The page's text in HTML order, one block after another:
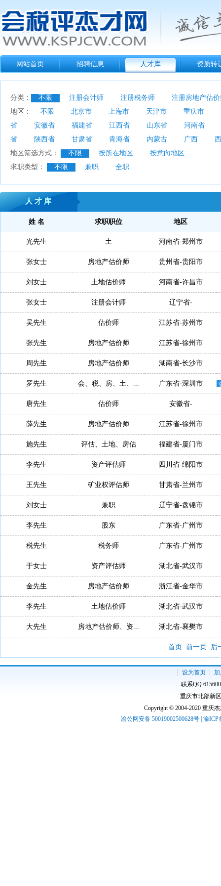
网站首页 招聘信息 人才库 资质转
分类： 不限 注册会计师 注册税务师
注册房地产估
地区：
不限 北京市 上海市 天津市
重庆市
省
安徽省 福建省 江西省 山东省
河南省
省
陕西省 甘肃省 青海省 内蒙古 广西
地区筛选方式：
不限 按所在地区
按意向地区
求职类型：
不限 兼职 全职
人 才 库
姓 名 求职职位 地区
光先生 土 河南省-郑州市
张女士 房地产估价师 贵州省-贵阳市
刘女士 土地估价师 河南省-许昌市
张女士 注册会计师 辽宁省-
吴先生 估价师 江苏省-苏州市
张先生 房地产估价师 江苏省-徐州市
周先生 房地产估价师 湖南省-长沙市
罗先生 会、税、房、土、... 广东省-深圳市
唐先生 估价师 安徽省-
薛先生 房地产估价师 江苏省-徐州市
施先生 评估、土地、房估 福建省-厦门市
李先生 资产评估师 四川省-绵阳市
王先生 矿业权评估师 甘肃省-兰州市
刘女士 兼职 辽宁省-盘锦市
李先生 股东 广东省-广州市
税先生 税务师 广东省-广州市
于女士 资产评估师 湖北省-武汉市
金先生 房地产估价师 浙江省-金华市
李先生 土地估价师 湖北省-武汉市
大先生 房地产估价师、资... 湖北省-襄樊市
首页 前一页 后
设为首页
加
联系QQ
重庆市北部新
Copyright © 2004-2020 重庆
渝公网安备 50019002500628号 | 渝